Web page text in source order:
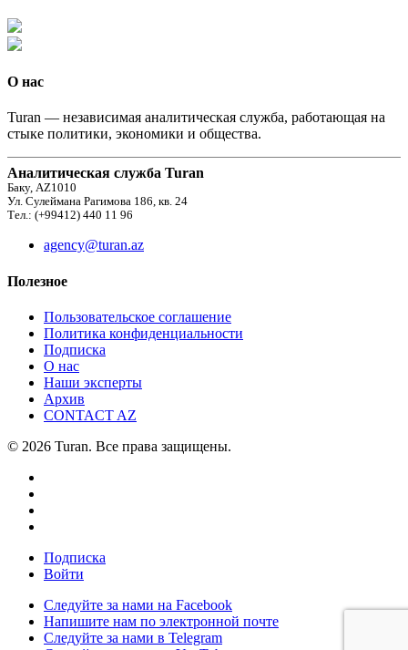
О нас
Turan — независимая аналитическая служба, работающая на
стыке политики, экономики и общества.
Аналитическая служба Turan
Баку, AZ1010
Ул. Сулеймана Рагимова 186, кв. 24
Тел.: (+99412) 440 11 96
agency@turan.az
Полезное
Пользовательское соглашение
Политика конфиденциальности
Подписка
О нас
Наши эксперты
Архив
CONTACT AZ
© 2026 Turan. Все права защищены.
Подписка
Войти
Следуйте за нами на Facebook
Напишите нам по электронной почте
Следуйте за нами в Telegram